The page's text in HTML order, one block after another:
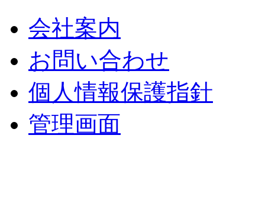
会社案内
お問い合わせ
個人情報保護指針
管理画面